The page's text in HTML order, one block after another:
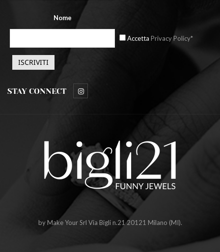
Nome
Accetta Privacy Policy*
STAY CONNECT
by Make Your Srl Via Bigli n.21 20121 Milano (MI).